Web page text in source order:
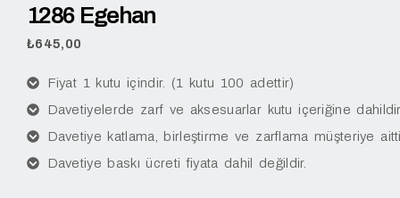
1286 Egehan
₺645,00
Fiyat 1 kutu içindir. (1 kutu 100 adettir)
Davetiyelerde zarf ve aksesuarlar kutu içeriğine
Davetiye katlama, birleştirme ve zarflama müşteriye
Davetiye baskı ücreti fiyata dahil değildir.